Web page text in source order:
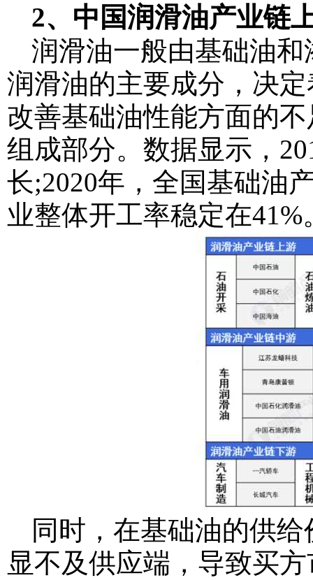
2、中国润滑油产业链
润滑油一般由基础油
润滑油的主要成分，决
改善基础油性能方面的
组成部分。数据显示，
长;2020年，全国基础油
业整体开工率稳定在41%
同时，在基础油的供
显不及供应端，导致买